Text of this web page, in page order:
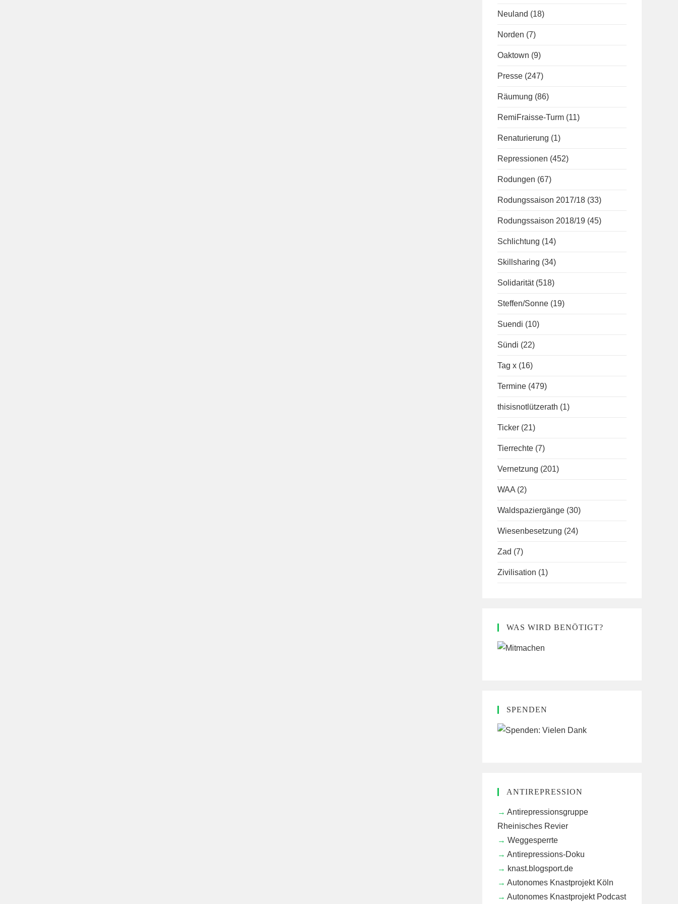
Neuland (18)
Norden (7)
Oaktown (9)
Presse (247)
Räumung (86)
RemiFraisse-Turm (11)
Renaturierung (1)
Repressionen (452)
Rodungen (67)
Rodungssaison 2017/18 (33)
Rodungssaison 2018/19 (45)
Schlichtung (14)
Skillsharing (34)
Solidarität (518)
Steffen/Sonne (19)
Suendi (10)
Sündi (22)
Tag x (16)
Termine (479)
thisisnotlützerath (1)
Ticker (21)
Tierrechte (7)
Vernetzung (201)
WAA (2)
Waldspaziergänge (30)
Wiesenbesetzung (24)
Zad (7)
Zivilisation (1)
WAS WIRD BENÖTIGT?
SPENDEN
ANTIREPRESSION
Antirepressionsgruppe
Rheinisches Revier
Weggesperrte
Antirepressions-Doku
knast.blogsport.de
Autonomes Knastprojekt Köln
Autonomes Knastprojekt Podcast